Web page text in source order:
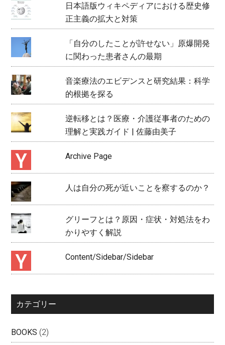
日本語版ウィキペディアにおける歴史修
正主義の拡大と対策
「自分のしたことが許せない」原爆開発
に関わった患者さんの最期
音楽療法のエビデンスと研究結果：科学
的根拠を探る
逆転移とは？医療・介護従事者のための
理解と実践ガイド | 佐藤由美子
Archive Page
人は自分の死が近いことを察するのか？
グリーフとは？原因・症状・対処法をわ
かりやすく解説
Content/Sidebar/Sidebar
カテゴリー
BOOKS (2)